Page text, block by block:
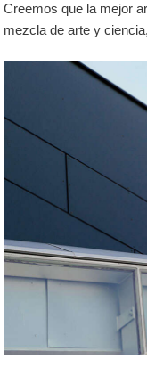
Creemos que la mejor
mezcla de arte y